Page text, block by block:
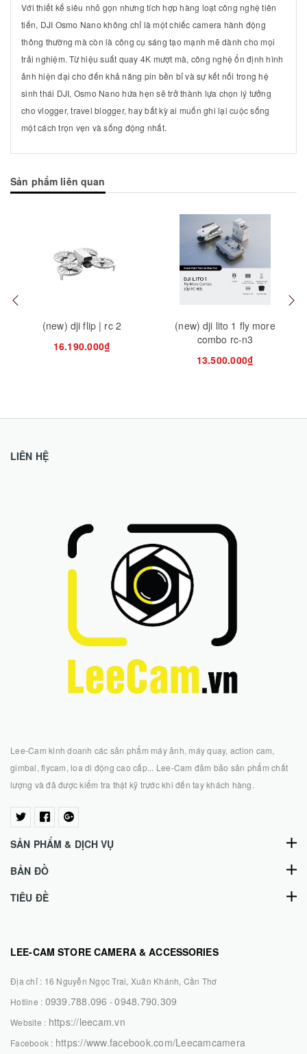
Với thiết kế siêu nhỏ gọn nhưng tích hợp hàng loạt công nghệ tiên
tiến, DJI Osmo Nano không chỉ là một chiếc camera hành động
thông thường mà còn là công cụ sáng tạo mạnh mẽ dành cho mọi
trải nghiệm. Từ hiệu suất quay 4K mượt mà, công nghệ ổn định hình
ảnh hiện đại cho đến khả năng pin bền bỉ và sự kết nối trong hệ
sinh thái DJI, Osmo Nano hứa hẹn sẽ trở thành lựa chọn lý tưởng
cho vlogger, travel blogger, hay bất kỳ ai muốn ghi lại cuộc sống
một cách trọn vẹn và sống động nhất.
Sản phẩm liên quan
(new) dji flip | rc 2
16.190.000₫
(new) dji lito 1 fly more
combo rc-n3
13.500.000₫
Tuỳ chọn
LIÊN HỆ
Lee-Cam kinh doanh các sản phẩm máy ảnh, máy quay, action cam,
gimbal, flycam, loa di động cao cấp... Lee-Cam đảm bảo sản phẩm chất
lượng và đã được kiểm tra thật kỹ trước khi đến tay khách hàng.
SẢN PHẨM & DỊCH VỤ
BẢN ĐỒ
TIÊU ĐỀ
LEE-CAM STORE CAMERA & ACCESSORIES
Địa chỉ : 16 Nguyễn Ngọc Trai, Xuân Khánh, Cần Thơ
Hotline : 0939.788.096 -0948.790.309
Website : https://leecam.vn
Facebook : https://www.facebook.com/Leecamcamera